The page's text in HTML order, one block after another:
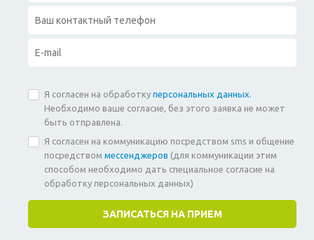
Я согласен на обработку персональных данных.
Необходимо ваше согласие, без этого заявка не может
быть отправлена.
Я согласен на коммуникацию посредством sms и общение
посредством мессенджеров (для коммуникации этим
способом необходимо дать специальное согласие на
обработку персональных данных)